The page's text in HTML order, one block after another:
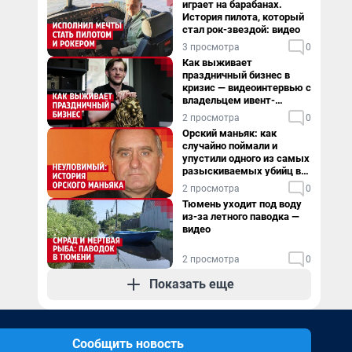
играет на барабанах.
История пилота, который
стал рок-звездой: видео
3 просмотра 0
Как выживает
праздничный бизнес в
кризис — видеоинтервью с
владельцем ивент-
агентства
2 просмотра 0
Орский маньяк: как
случайно поймали и
упустили одного из самых
разыскиваемых убийц в
России. Видео
2 просмотра 0
Тюмень уходит под воду
из-за летного паводка —
видео
2 просмотра 0
Показать еще
Сообщить новость